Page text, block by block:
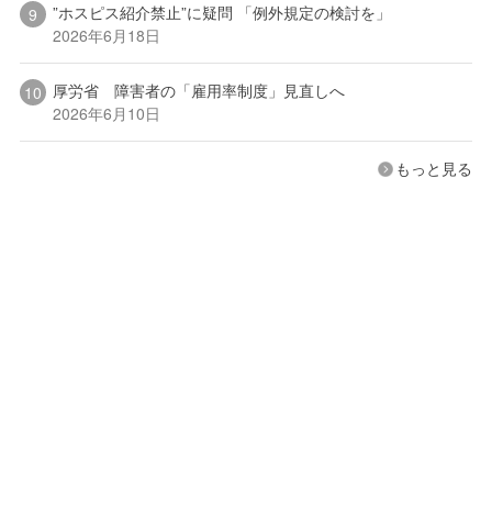
”ホスピス紹介禁止”に疑問 「例外規定の検討を」
2026年6月18日
厚労省 障害者の「雇用率制度」見直しへ
2026年6月10日
もっと見る